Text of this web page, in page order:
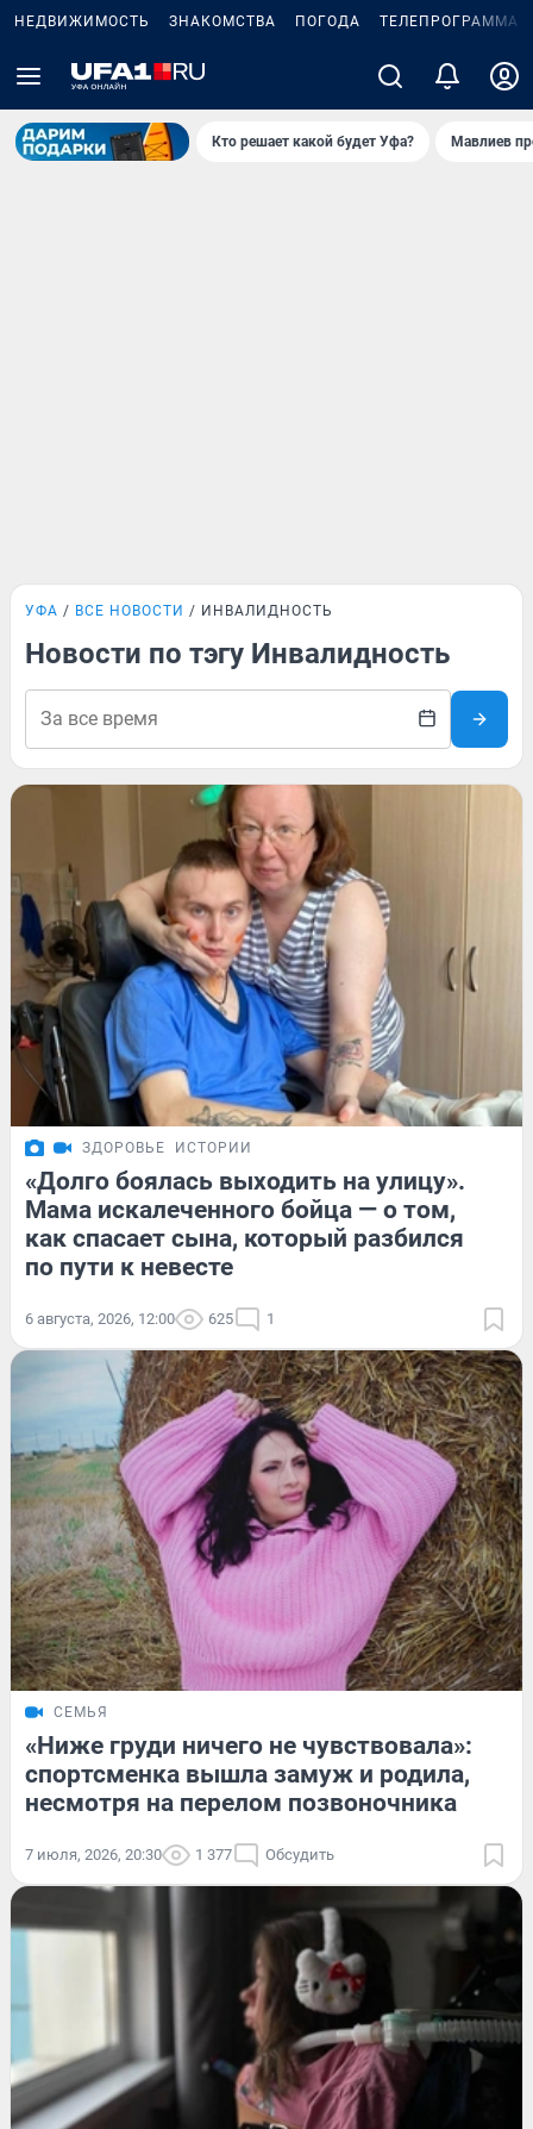
НЕДВИЖИМОСТЬ ЗНАКОМСТВА ПОГОДА ТЕЛЕПРОГРАММА
Кто решает какой будет Уфа? Мавлиев
УФА ВСЕ НОВОСТИ ИНВАЛИДНОСТЬ
Новости по тэгу Инвалидность
ЗДОРОВЬЕ ИСТОРИИ
«Долго боялась выходить на улицу».
Мама искалеченного бойца — о том,
как спасает сына, который разбился
по пути к невесте
6 августа, 2026, 12:00 625 1
СЕМЬЯ
«Ниже груди ничего не чувствовала»:
спортсменка вышла замуж и родила,
несмотря на перелом позвоночника
7 июля, 2026, 20:30 1 377 Обсудить